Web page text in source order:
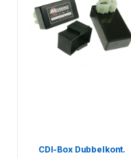
CDI-Box Dubbelkont.